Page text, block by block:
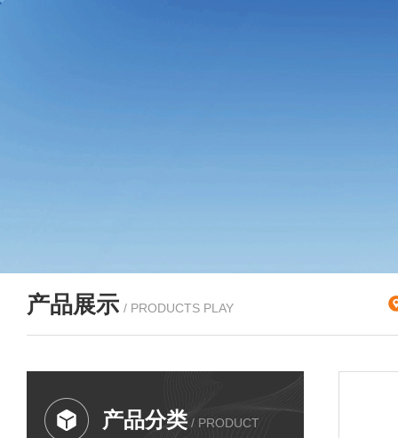
产品展示 / PRODUCTS PLAY
产品分类 / PRODUCT